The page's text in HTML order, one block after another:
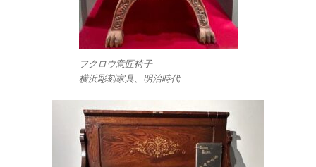
フクロウ意匠椅子
横浜彫刻家具、明治時代